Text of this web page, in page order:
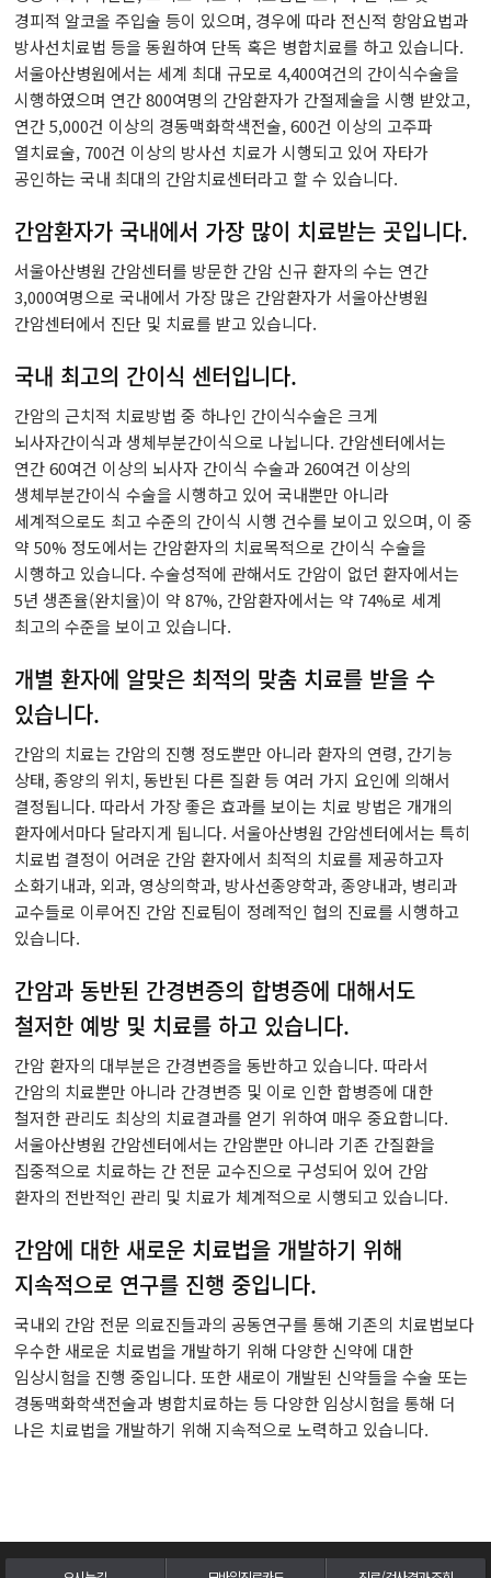
피부암센터
유전체맞춤암치료센터
CAR T 센터
테라노스틱스센터
완화의료센터
암환자라이프케어센터
갑상선암센터
경피적 알코올 주입술 등이 있으며, 경우에 따라 전신적 항암요법과
방사선치료법 등을 동원하여 단독 혹은 병합치료를 하고 있습니다.
서울아산병원에서는 세계 최대 규모로 4,400여건의 간이식수술을
시행하였으며 연간 800여명의 간암환자가 간절제술을 시행 받았고,
연간 5,000건 이상의 경동맥화학색전술, 600건 이상의 고주파
열치료술, 700건 이상의 방사선 치료가 시행되고 있어 자타가
공인하는 국내 최대의 간암치료센터라고 할 수 있습니다.
간암환자가 국내에서 가장 많이 치료받는 곳입니다.
서울아산병원 간암센터를 방문한 간암 신규 환자의 수는 연간
3,000여명으로 국내에서 가장 많은 간암환자가 서울아산병원
간암센터에서 진단 및 치료를 받고 있습니다.
국내 최고의 간이식 센터입니다.
간암의 근치적 치료방법 중 하나인 간이식수술은 크게
뇌사자간이식과 생체부분간이식으로 나뉩니다. 간암센터에서는
연간 60여건 이상의 뇌사자 간이식 수술과 260여건 이상의
생체부분간이식 수술을 시행하고 있어 국내뿐만 아니라
세계적으로도 최고 수준의 간이식 시행 건수를 보이고 있으며, 이 중
약 50% 정도에서는 간암환자의 치료목적으로 간이식 수술을
시행하고 있습니다. 수술성적에 관해서도 간암이 없던 환자에서는
5년 생존율(완치율)이 약 87%, 간암환자에서는 약 74%로 세계
최고의 수준을 보이고 있습니다.
개별 환자에 알맞은 최적의 맞춤 치료를 받을 수
있습니다.
간암의 치료는 간암의 진행 정도뿐만 아니라 환자의 연령, 간기능
상태, 종양의 위치, 동반된 다른 질환 등 여러 가지 요인에 의해서
결정됩니다. 따라서 가장 좋은 효과를 보이는 치료 방법은 개개의
환자에서마다 달라지게 됩니다. 서울아산병원 간암센터에서는 특히
치료법 결정이 어려운 간암 환자에서 최적의 치료를 제공하고자
소화기내과, 외과, 영상의학과, 방사선종양학과, 종양내과, 병리과
교수들로 이루어진 간암 진료팀이 정례적인 협의 진료를 시행하고
있습니다.
간암과 동반된 간경변증의 합병증에 대해서도
철저한 예방 및 치료를 하고 있습니다.
간암 환자의 대부분은 간경변증을 동반하고 있습니다. 따라서
간암의 치료뿐만 아니라 간경변증 및 이로 인한 합병증에 대한
철저한 관리도 최상의 치료결과를 얻기 위하여 매우 중요합니다.
서울아산병원 간암센터에서는 간암뿐만 아니라 기존 간질환을
집중적으로 치료하는 간 전문 교수진으로 구성되어 있어 간암
환자의 전반적인 관리 및 치료가 체계적으로 시행되고 있습니다.
간암에 대한 새로운 치료법을 개발하기 위해
지속적으로 연구를 진행 중입니다.
국내외 간암 전문 의료진들과의 공동연구를 통해 기존의 치료법보다
우수한 새로운 치료법을 개발하기 위해 다양한 신약에 대한
임상시험을 진행 중입니다. 또한 새로이 개발된 신약들을 수술 또는
경동맥화학색전술과 병합치료하는 등 다양한 임상시험을 통해 더
나은 치료법을 개발하기 위해 지속적으로 노력하고 있습니다.